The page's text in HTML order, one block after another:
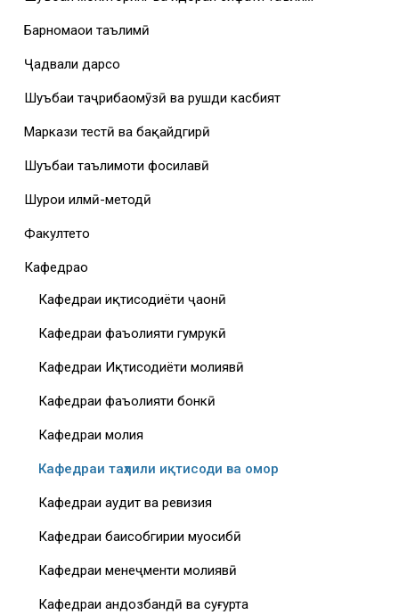
Барномаҳои таълимӣ
Ҷадвали дарсҳо
Шуъбаи таҷрибаомӯзӣ ва рушди касбият
Маркази тестӣ ва бақайдгирӣ
Шуъбаи таълимоти фосилавӣ
Шурои илмӣ-методӣ
Факултетҳо
Кафедраҳо
Кафедраи иқтисодиёти ҷаҳонӣ
Кафедраи фаъолияти гумрукӣ
Кафедраи Иқтисодиёти молиявӣ
Кафедраи фаъолияти бонкӣ
Кафедраи молия
Кафедраи таҳлили иқтисоди ва омор
Кафедраи аудит ва ревизия
Кафедраи баҳисобгирии муҳосибӣ
Кафедраи менеҷменти молиявӣ
Кафедраи андозбандӣ ва суғурта